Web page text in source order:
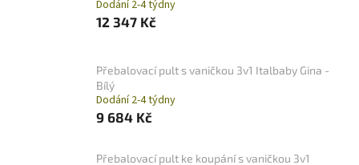
Dodání 2-4 týdny
12 347 Kč
Přebalovací pult s vaničkou 3v1 Italbaby Gina -
Bílý
Dodání 2-4 týdny
9 684 Kč
Přebalovací pult ke koupání s vaničkou 3v1